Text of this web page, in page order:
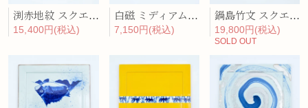
渕赤地紋 スクエア・ディナープレート
15,400円(税込)
白磁 ミディアム・プレート
7,150円(税込)
鍋島竹文 スクエア・ディナープレート
19,800円(税込)
SOLD OUT